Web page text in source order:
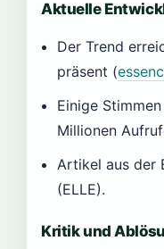
Aktuelle
Der Trend
präsent (
Einige
Millionen
Artikel aus der
(ELLE).
Kritik und